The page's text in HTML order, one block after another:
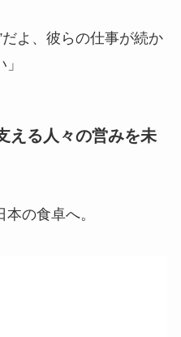
だよ、彼らの仕事が続か
える人々の営みを未
の食卓へ。